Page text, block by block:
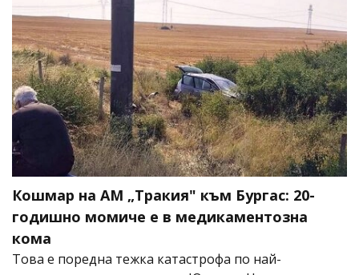
Кошмар на АМ „Тракия" към Бургас: 20-
годишно момиче е в медикаментозна
кома
Това е поредна тежка катастрофа по най-